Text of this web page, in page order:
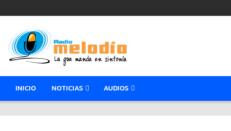
INICIO NOTICIAS AUDIOS